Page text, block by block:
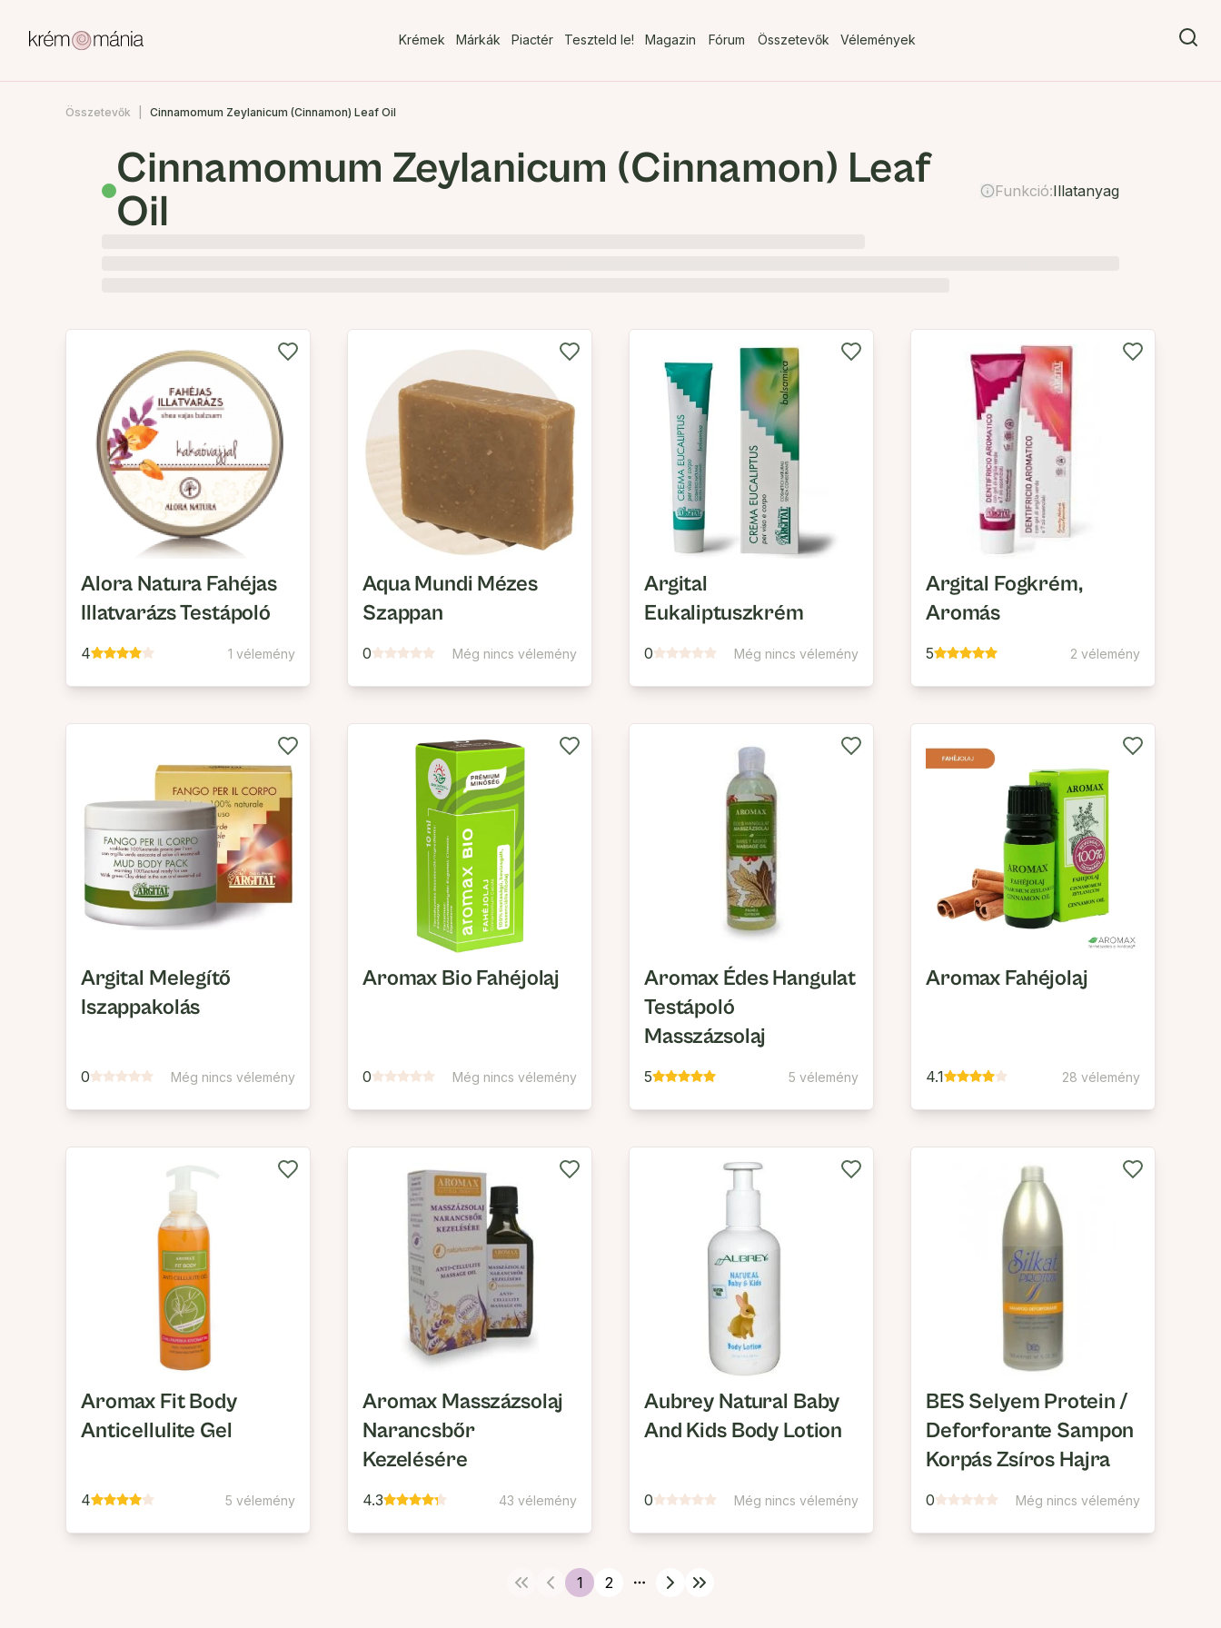
Krémek Márkák Piactér Teszteld le! Magazin Fórum Összetevők Vélemények
Összetevők Cinnamomum Zeylanicum (Cinnamon) Leaf Oil
Cinnamomum Zeylanicum (Cinnamon) Leaf
Oil
Funkció:Illatanyag
Alora Natura Fahéjas
Illatvarázs Testápoló
4 1 vélemény
Aqua Mundi Mézes
Szappan
0 Még nincs vélemény
Argital
Eukaliptuszkrém
0 Még nincs vélemény
Argital Fogkrém,
Aromás
5 2 vélemény
Argital Melegítő
Iszappakolás
0 Még nincs vélemény
Aromax Bio Fahéjolaj
0 Még nincs vélemény
Aromax Édes Hangulat
Testápoló
Masszázsolaj
5 5 vélemény
Aromax Fahéjolaj
4.1 28 vélemény
Aromax Fit Body
Anticellulite Gel
4 5 vélemény
Aromax Masszázsolaj
Narancsbőr
Kezelésére
4.3 43 vélemény
Aubrey Natural Baby
And Kids Body Lotion
0 Még nincs vélemény
BES Selyem Protein /
Deforforante Sampon
Korpás Zsíros Hajra
0 Még nincs vélemény
1 2
More pages